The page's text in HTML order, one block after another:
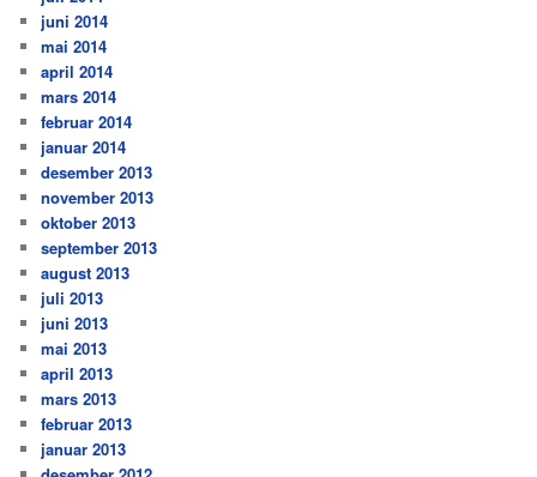
juni 2014
mai 2014
april 2014
mars 2014
februar 2014
januar 2014
desember 2013
november 2013
oktober 2013
september 2013
august 2013
juli 2013
juni 2013
mai 2013
april 2013
mars 2013
februar 2013
januar 2013